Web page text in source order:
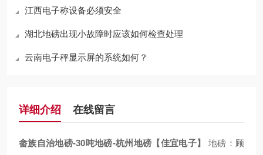
江西电子称设备必须安全
湖北地磅出现小故障时应该如何检查处理
云南电子秤显示屏的系统如何？
详细介绍 在线留言
畲族自治地磅-30吨地磅-杭州地磅【佳宜电子】 地磅：顾